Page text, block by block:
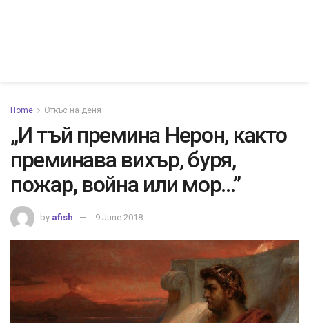
Home Откъс на деня
„И тъй премина Нерон, както
преминава вихър, буря,
пожар, война или мор…”
by afish 9 June 2018